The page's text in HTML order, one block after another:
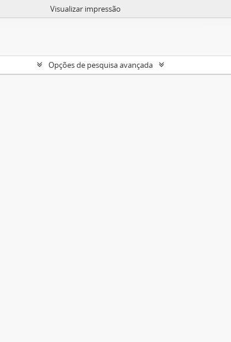
Visualizar impressão
Opções de pesquisa avançada